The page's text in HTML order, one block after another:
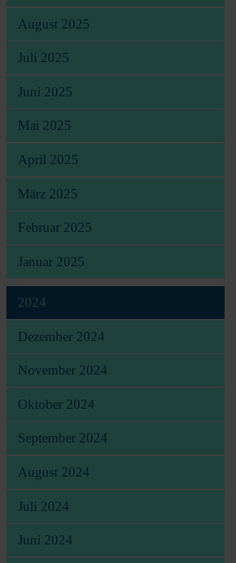
August 2025
Juli 2025
Juni 2025
Mai 2025
April 2025
März 2025
Februar 2025
Januar 2025
2024
Dezember 2024
November 2024
Oktober 2024
September 2024
August 2024
Juli 2024
Juni 2024